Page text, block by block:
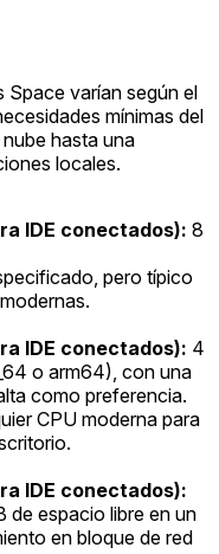
Space varían según el
mínimas del
hasta una
locales.
IDE conectados): 8
pero típico
IDE conectados): 4
o arm64), con una
como preferencia.
CPU moderna para
IDE conectados):
de espacio libre en un
en bloque de red